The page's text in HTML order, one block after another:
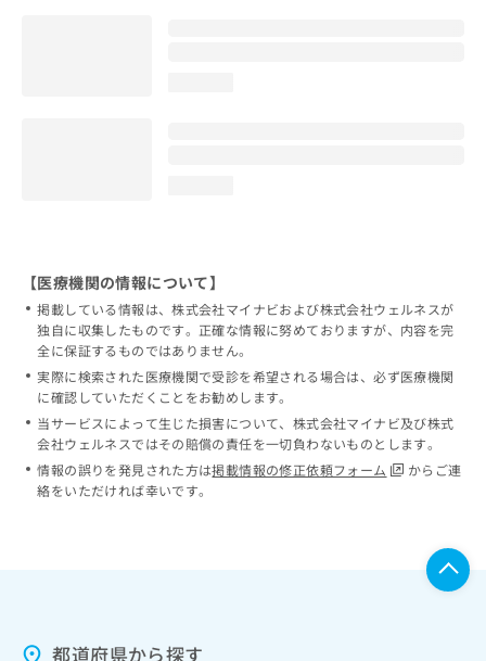
【医療機関の情報について】
掲載している情報は、株式会社マイナビおよび株式会社ウェルネスが
独自に収集したものです。正確な情報に努めておりますが、内容を完
全に保証するものではありません。
実際に検索された医療機関で受診を希望される場合は、必ず医療機関
に確認していただくことをお勧めします。
当サービスによって生じた損害について、株式会社マイナビ及び株式
会社ウェルネスではその賠償の責任を一切負わないものとします。
情報の誤りを発見された方は掲載情報の修正依頼フォーム
からご連
絡をいただければ幸いです。
都道府県から探す